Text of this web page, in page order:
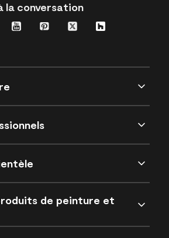
la conversation
de peinture et